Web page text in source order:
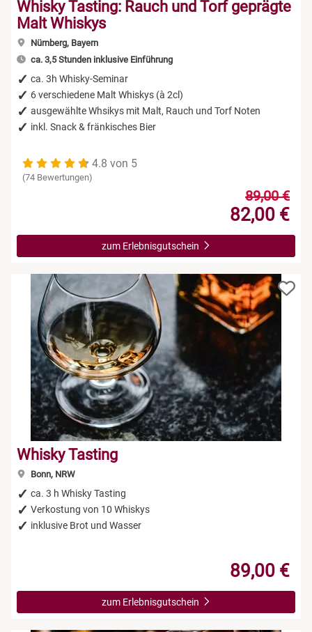
Whisky Tasting: Rauch und Torf geprägte
Malt Whiskys
Nürnberg, Bayern
ca. 3,5 Stunden inklusive Einführung
ca. 3h Whisky-Seminar
6 verschiedene Malt Whiskys (à 2cl)
ausgewählte Whsikys mit Malt, Rauch und Torf Noten
inkl. Snack & fränkisches Bier
4.8 von 5
(74 Bewertungen)
89,00 €
82,00 €
zum Erlebnisgutschein
Whisky Tasting
Bonn, NRW
ca. 3 h Whisky Tasting
Verkostung von 10 Whiskys
inklusive Brot und Wasser
89,00 €
zum Erlebnisgutschein